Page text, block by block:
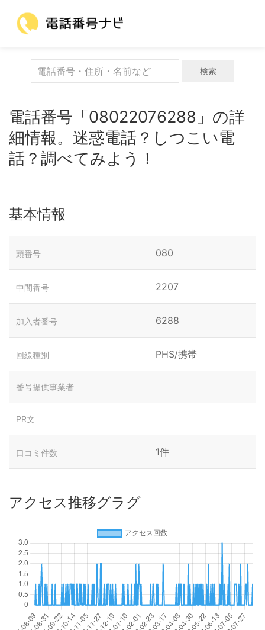
検索
電話番号「08022076288」の詳
細情報。迷惑電話？しつこい電
話？調べてみよう！
基本情報
頭番号 080
中間番号 2207
加入者番号 6288
回線種別 PHS/携帯
番号提供事業者
PR文
口コミ件数 1件
アクセス推移グラグ